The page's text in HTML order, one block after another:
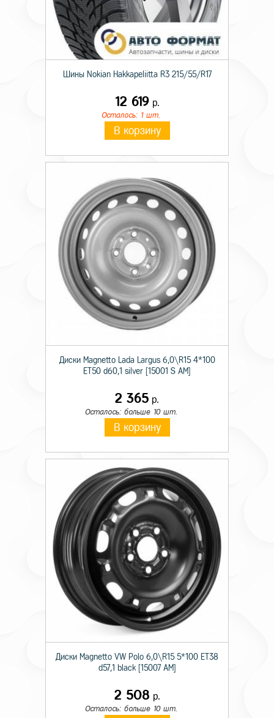
Шины Nokian Hakkapeliitta R3 215/55/R17
12 619р.
Осталось: 1 шт.
В корзину
Диски Magnetto Lada Largus 6,0\R15 4*100
ET50 d60,1 silver [15001 S AM]
2 365 р.
Осталось: больше 10 шт.
В корзину
Диски Magnetto VW Polo 6,0\R15 5*100 ET38
d57,1 black [15007 AM]
2 508 р.
Осталось: больше 10 шт.